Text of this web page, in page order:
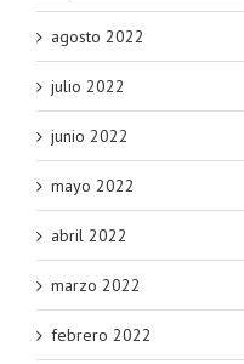
agosto 2022
julio 2022
junio 2022
mayo 2022
abril 2022
marzo 2022
febrero 2022